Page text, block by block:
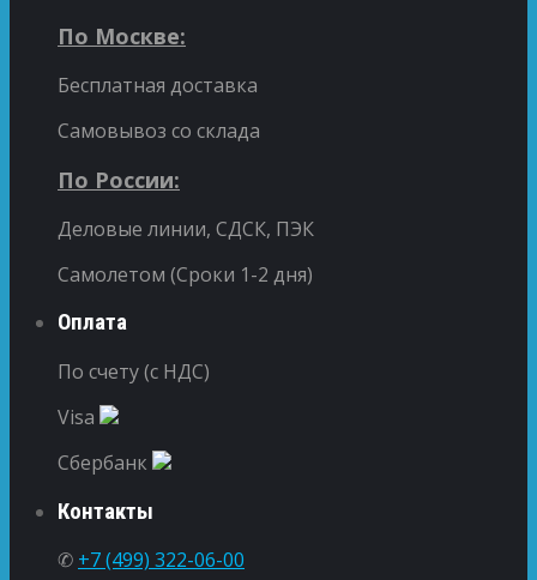
По Москве:
Бесплатная доставка
Самовывоз со склада
По России:
Деловые линии, СДСК, ПЭК
Самолетом (Сроки 1-2 дня)
Оплата
По счету (с НДС)
Visa
Сбербанк
Контакты
✆ +7 (499) 322-06-00